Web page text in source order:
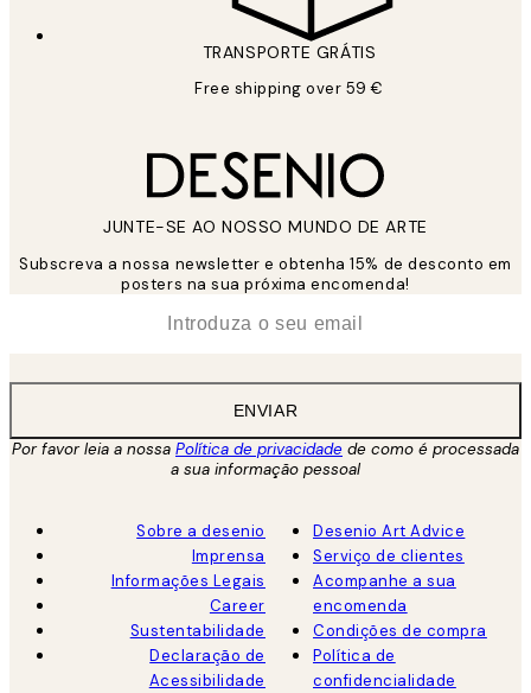
TRANSPORTE GRÁTIS
Free shipping over 59 €
JUNTE-SE AO NOSSO MUNDO DE ARTE
Subscreva a nossa newsletter e obtenha 15% de desconto em
posters na sua próxima encomenda!
ENVIAR
Por favor leia a nossa Política de privacidade de como é processada
a sua informação pessoal
Sobre a desenio
Imprensa
Informações Legais
Career
Sustentabilidade
Declaração de
Acessibilidade
Desenio Art Advice
Serviço de clientes
Acompanhe a sua
encomenda
Condições de compra
Política de
confidencialidade